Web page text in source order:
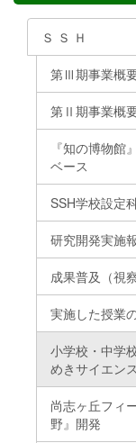
Ｓ Ｓ Ｈ
第Ⅲ期事業概
第Ⅱ期事業概
『知の博物館
ベース
SSH学校設定
研究開発実施
成果普及（視
実施した授業
小学校・中学
めきサイエン
尚志ヶ丘フィ
野』開発